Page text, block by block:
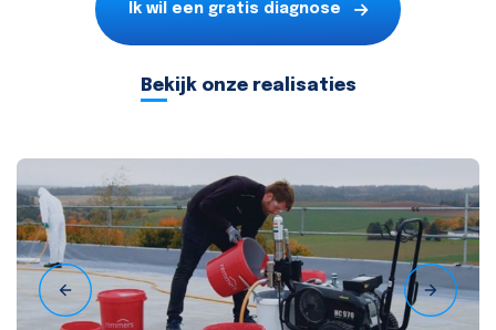
Ik wil een gratis diagnose
Bekijk onze realisaties